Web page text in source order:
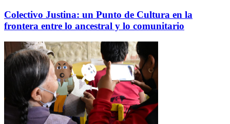
Colectivo Justina: un Punto de Cultura en la
frontera entre lo ancestral y lo comunitario